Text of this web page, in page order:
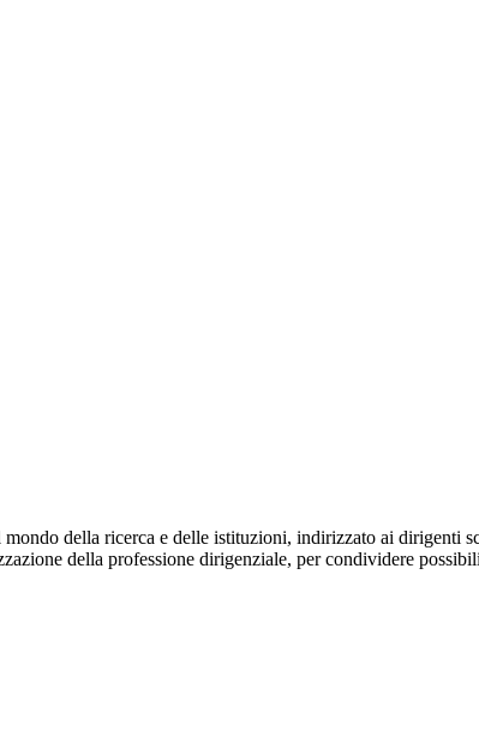
della ricerca e delle istituzioni, indirizzato ai dirigenti
della professione dirigenziale, per condividere